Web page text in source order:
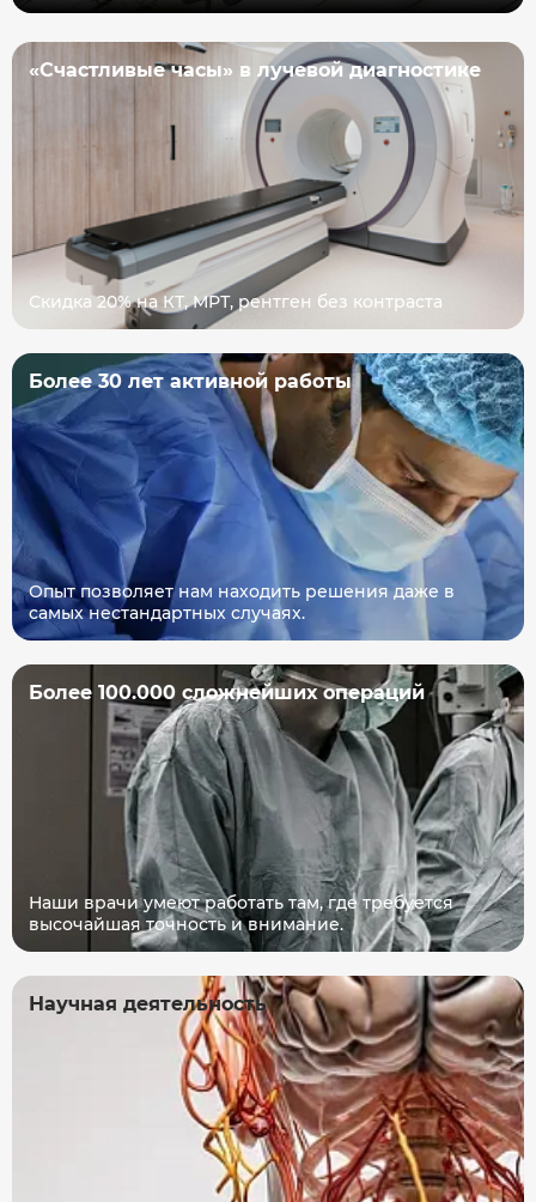
«Счастливые часы» в лучевой диагностике
Скидка 20% на КТ, МРТ, рентген без контраста
Более 30 лет активной работы
Опыт позволяет нам находить решения даже в
самых нестандартных случаях.
Более 100.000 сложнейших операций
Наши врачи умеют работать там, где требуется
высочайшая точность и внимание.
Научная деятельность